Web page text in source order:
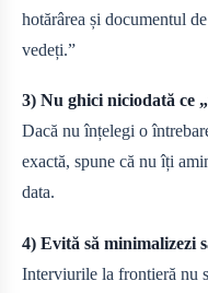
hotărârea și documentul
vedeți.”
3) Nu ghici niciodată ce
Dacă nu înțelegi o
exactă, spune că nu îți
data.
4) Evită să minimalizezi
Interviurile la frontieră nu